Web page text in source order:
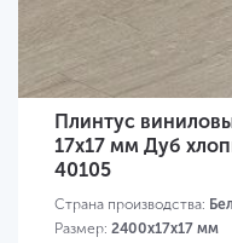
Плинтус
17х17 мм Дуб
40105
Страна производства:
Размер: 2400х17х17 мм